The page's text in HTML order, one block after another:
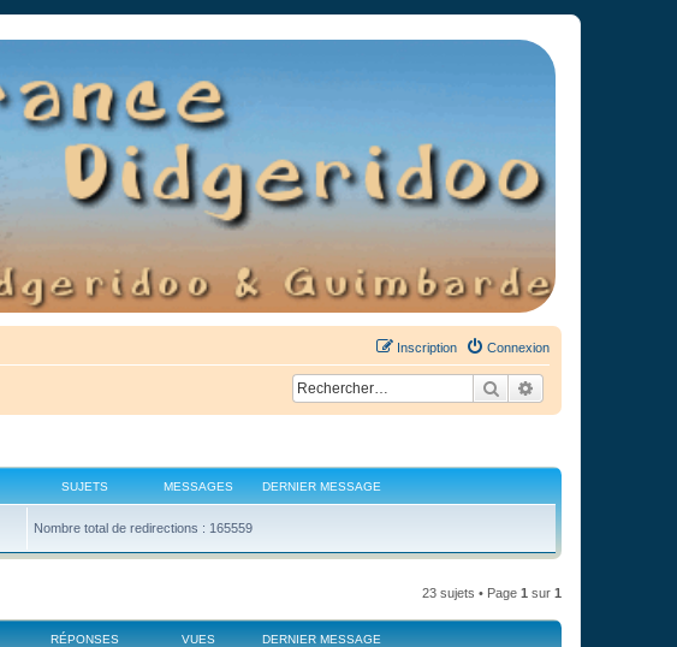
Connexion
Inscription
Rechercher
SUJETS MESSAGES DERNIER MESSAGE
Nombre total de redirections : 165559
23 sujets • Page 1 sur 1
RÉPONSES VUES DERNIER MESSAGE